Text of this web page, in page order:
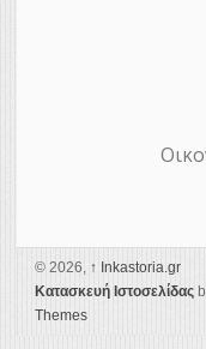
© 2026, ↑ Ιnkastoria.gr
Κατασκευή Ιστοσελίδας
Themes